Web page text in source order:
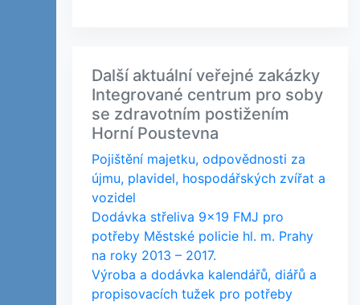
Další aktuální veřejné zakázky
Integrované centrum pro soby
se zdravotním postižením
Horní Poustevna
Pojištění majetku, odpovědnosti za
újmu, plavidel, hospodářských zvířat a
vozidel
Dodávka střeliva 9x19 FMJ pro
potřeby Městské policie hl. m. Prahy
na roky 2013 – 2017.
Výroba a dodávka kalendářů, diářů a
propisovacích tužek pro potřeby